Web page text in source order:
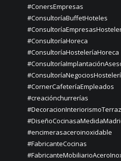
#ConersEmpresas
#ConsultoríaBuffetHoteles
#ConsultoríaHoreca
#ConsultoríaHosteleríaHoreca
#CornerCafeteríaEmpleados
#creaciónchurrerías
#encimerasaceroinoxidable
#FabricanteCocinas